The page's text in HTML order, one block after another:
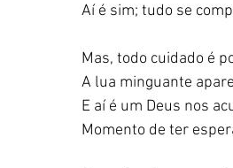
Aí é sim; tudo se
Mas, todo cuidado é
A lua minguante
E aí é um Deus nos
Momento de ter